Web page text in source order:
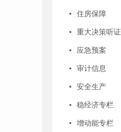
住房保障
重大决策听证
应急预案
审计信息
安全生产
稳经济专栏
增动能专栏